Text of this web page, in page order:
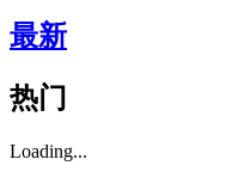
最新
热门
Loading...